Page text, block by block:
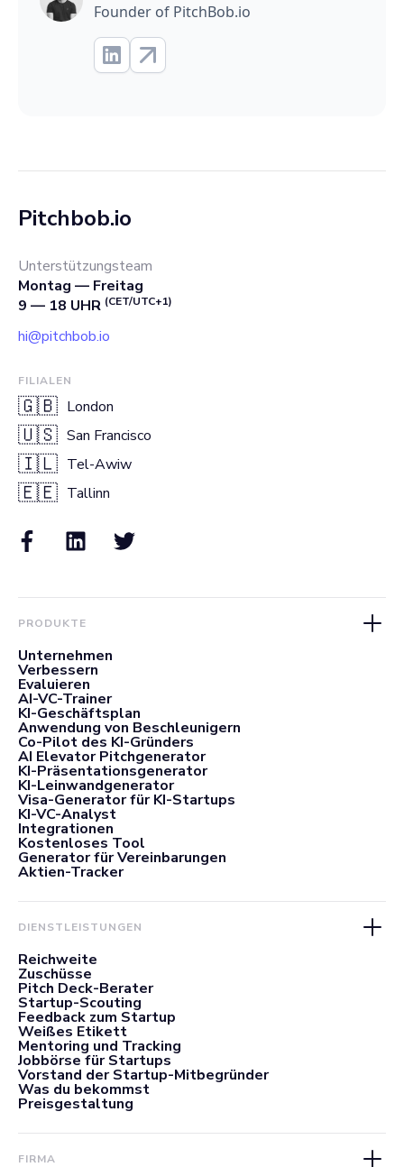
Founder of PitchBob.io
Pitchbob.io
Unterstützungsteam
Montag — Freitag
9 — 18 UHR (CET/UTC+1)
hi@pitchbob.io
FILIALEN
🇬🇧 London
🇺🇸 San Francisco
🇮🇱 Tel-Awiw
🇪🇪 Tallinn
PRODUKTE
Unternehmen
Verbessern
Evaluieren
AI-VC-Trainer
KI-Geschäftsplan
Anwendung von Beschleunigern
Co-Pilot des KI-Gründers
AI Elevator Pitchgenerator
KI-Präsentationsgenerator
KI-Leinwandgenerator
Visa-Generator für KI-Startups
KI-VC-Analyst
Integrationen
Kostenloses Tool
Generator für Vereinbarungen
Aktien-Tracker
DIENSTLEISTUNGEN
Reichweite
Zuschüsse
Pitch Deck-Berater
Startup-Scouting
Feedback zum Startup
Weißes Etikett
Mentoring und Tracking
Jobbörse für Startups
Vorstand der Startup-Mitbegründer
Was du bekommst
Preisgestaltung
FIRMA